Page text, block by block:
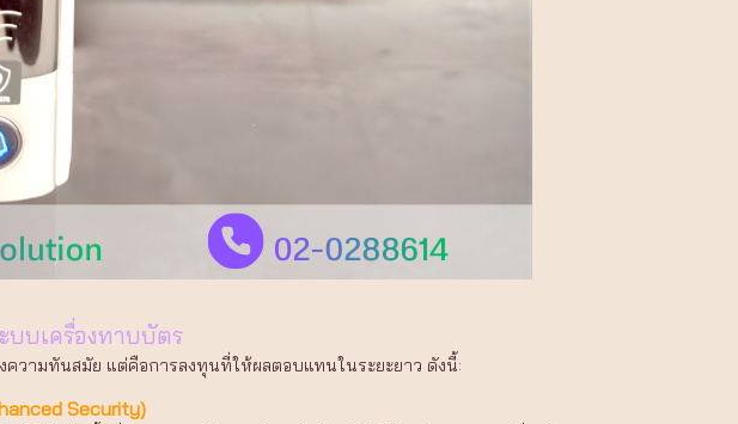
บบเครื่องทาบบัตร
ความทันสมัย แต่คือการลงทุนที่ให้ผลตอบแทนในระยะยาว ดังนี้:
Security)